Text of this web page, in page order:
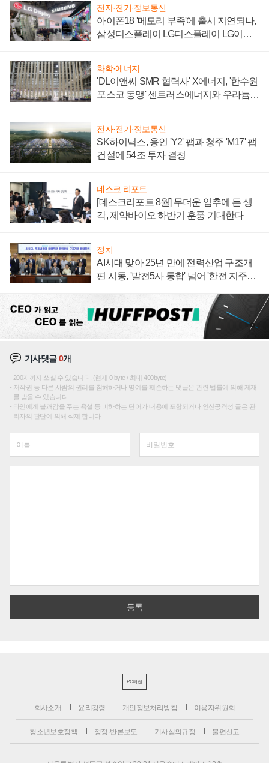
전자·전기·정보통신
아이폰18 '메모리 부족'에 출시 지연되나,
삼성디스플레이 LG디스플레이 LG이노
화학·에너지
'DL이앤씨 SMR 협력사' X에너지, '한수원
포스코 동맹' 센트러스에너지와 우라늄
전자·전기·정보통신
SK하이닉스, 용인 'Y2' 팹과 청주 'M17' 팹
건설에 54조 투자 결정
데스크 리포트
[데스크리포트 8월] 무더운 입추에 든 생
각, 제약바이오 하반기 훈풍 기대한다
정치
AI시대 맞아 25년 만에 전력산업 구조개
편 시동, '발전5사 통합' 넘어 '한전 지주사'
기사댓글0개
200자까지 쓰실 수 있습니다. (현재 0 byte / 최대 400byte)
저작권 등 다른 사람의 권리를 침해하거나 명예를 훼손하는 댓글은 관련 법률에 의해 제재
를 받을 수 있습니다.
타인에게 불쾌감을 주는 욕설 등 비하하는 단어가 내용에 포함되거나 인신공격성 글은 관
리자의 판단에 의해 삭제 합니다.
PC버전
회사소개 윤리강령 개인정보처리방침 이용자위원회
청소년보호정책 정정·반론보도 기사심의규정 불편신고